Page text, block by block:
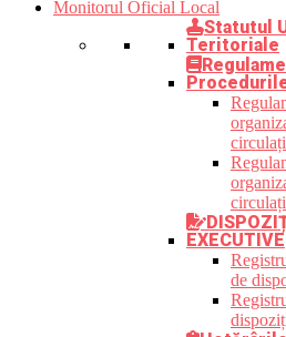
Monitorul Oficial Local
Statutul
Teritoriale
EXECUTIVE
de